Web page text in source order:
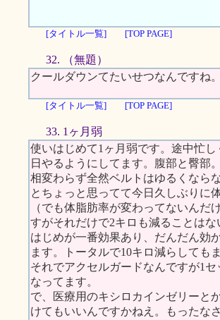
[タイトル一覧] [TOP PAGE]
32. （無題）
クールダウンてたいせつなんですね
[タイトル一覧] [TOP PAGE]
33. 1ヶ月弱
使いはじめて1ヶ月弱です。途中忙
日やるようにしてます。腹部と臀部。
相変わらず全然ベルトはゆるくなら
とちょっと思ってて今日久しぶりに
（でも体脂肪率が変わってないん
すがそれだけで2キロも減ることは
はじめが一番効果あり、だんだん効
ます。トータルで10キロ減らしても
それでアクセルガードなんですが1
なってます。
で、医療用のキシロカインゼリーと
けてもいいんですかねえ。もったな